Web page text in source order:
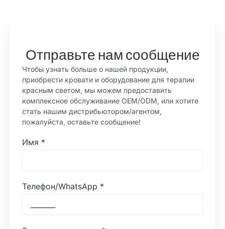
Отправьте нам сообщение
Чтобы узнать больше о нашей продукции,
приобрести кровати и оборудование для терапии
красным светом, мы можем предоставить
комплексное обслуживание OEM/ODM, или хотите
стать нашим дистрибьютором/агентом,
пожалуйста, оставьте сообщение!
Имя *
Телефон/WhatsApp *